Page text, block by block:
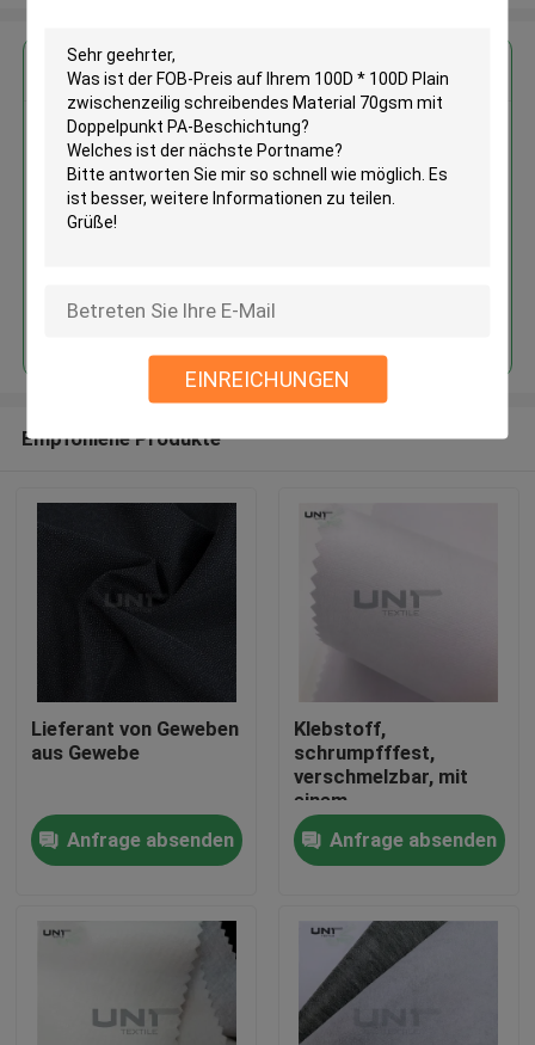
EINREICHUNGEN
Erhalten Sie den besten Preis für
100D * 100D Plain
zwischenzeilig schreibendes
Material 70gsm mit Doppelpunkt
Fortsetzen
Empfohlene Produkte
Lieferant von Geweben
aus Gewebe
Anfrage absenden
Klebstoff,
schrumpfffest,
verschmelzbar, mit
einem
Zwischengeschirr aus
112 cm Gewebe
Anfrage absenden